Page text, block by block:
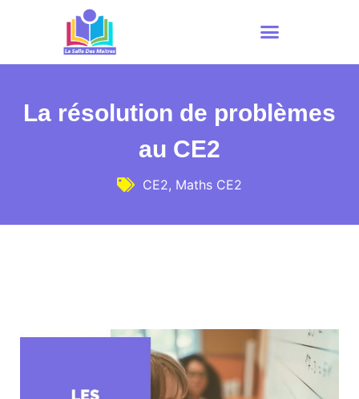
La résolution de problèmes
au CE2
CE2, Maths CE2